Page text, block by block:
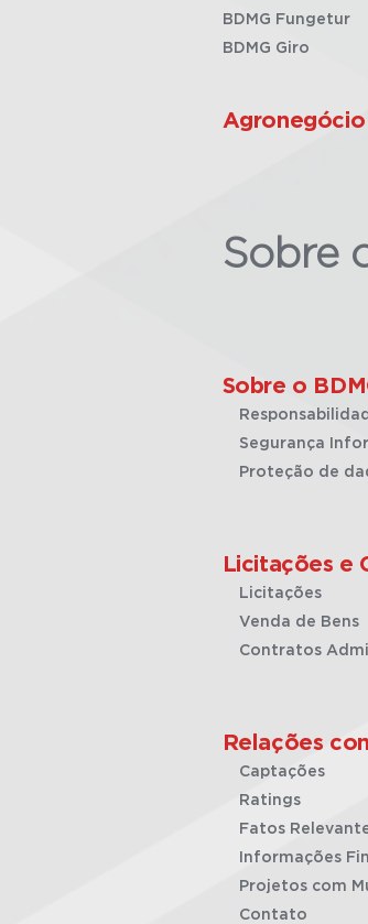
BDMG Fungetur
BDMG Giro
Agronegócio
Sobre
Sobre o
Segurança
Proteção de
Licitações e
Licitações
Venda de Bens
Contratos
Relações
Captações
Ratings
Fatos
Informações
Projetos com
Contato